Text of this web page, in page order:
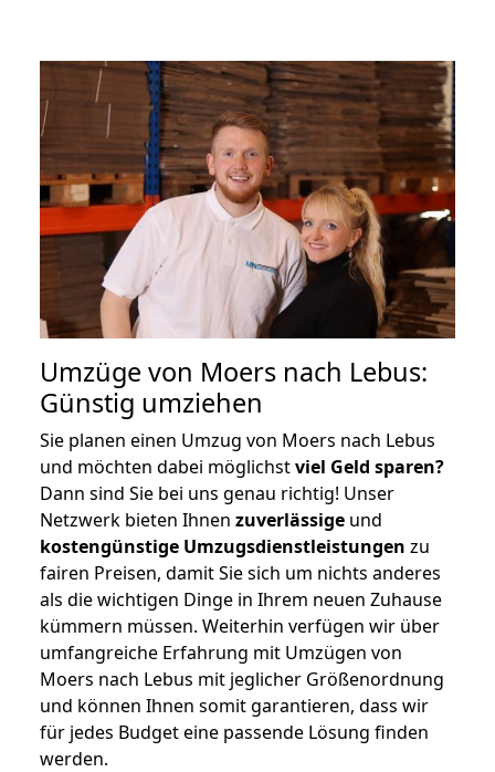
Umzüge von Moers nach Lebus:
Günstig umziehen
Sie planen einen Umzug von Moers nach Lebus
und möchten dabei möglichstviel Geld sparen?
Dann sind Sie bei uns genau richtig! Unser
Netzwerk bieten Ihnen zuverlässige und
kostengünstige Umzugsdienstleistungen zu
fairen Preisen, damit Sie sich um nichts anderes
als die wichtigen Dinge in Ihrem neuen Zuhause
kümmern müssen. Weiterhin verfügen wir über
umfangreiche Erfahrung mit Umzügen von
Moers nach Lebus mit jeglicher Größenordnung
und können Ihnen somit garantieren, dass wir
für jedes Budget eine passende Lösung finden
werden.